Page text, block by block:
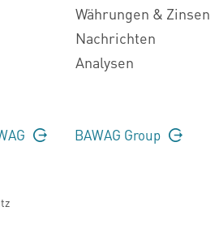
Währungen & Zinsen
Nachrichten
Analysen
BAWAG Group